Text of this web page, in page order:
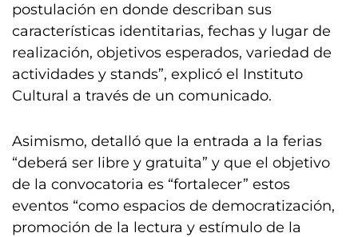
postulación en donde describan sus
características identitarias, fechas y lugar de
realización, objetivos esperados, variedad de
actividades y stands”, explicó el Instituto
Cultural a través de un comunicado.
Asimismo, detalló que la entrada a la ferias
“deberá ser libre y gratuita” y que el objetivo
de la convocatoria es “fortalecer” estos
eventos “como espacios de democratización,
promoción de la lectura y estímulo de la